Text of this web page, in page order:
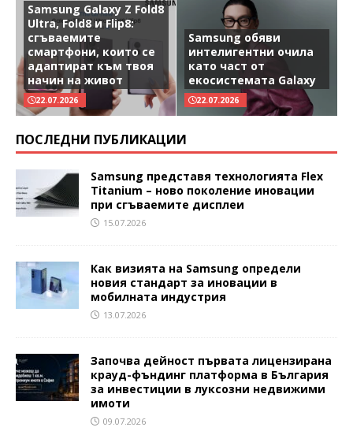
Samsung Galaxy Z Fold8
Ultra, Fold8 и Flip8:
сгъваемите
смартфони, които се
адаптират към твоя
начин на живот
22.07.2026
Samsung обяви
интелигентни очила
като част от
екосистемата Galaxy
22.07.2026
ПОСЛЕДНИ ПУБЛИКАЦИИ
Samsung представя технологията Flex
Titanium – ново поколение иновации
при сгъваемите дисплеи
15.07.2026
Как визията на Samsung определи
новия стандарт за иновации в
мобилната индустрия
13.07.2026
Започва дейност първата лицензирана
крауд-фъндинг платформа в България
за инвестиции в луксозни недвижими
имоти
09.07.2026